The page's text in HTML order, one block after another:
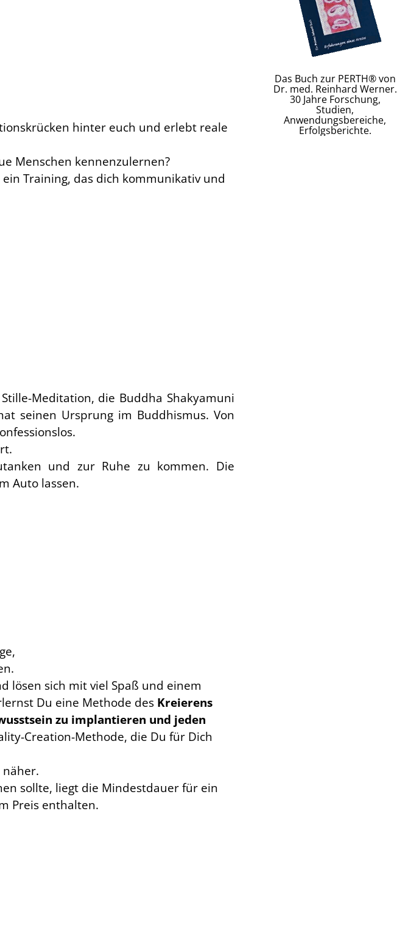
Das Buch zur PERTH® von
Dr. med. Reinhard Werner.
30 Jahre Forschung,
Studien,
Anwendungsbereiche,
Erfolgsberichte.
hinter euch und erlebt reale
Menschen kennenzulernen?
Training, das dich kommunikativ und
Meditation, die Buddha Shakyamuni
seinen Ursprung im Buddhismus. Von
und zur Ruhe zu kommen. Die
Auto lassen.
lösen sich mit viel Spaß und einem
Du eine Methode des Kreierens
zu implantieren und jeden
Creation-Methode, die Du für Dich
sollte, liegt die Mindestdauer für ein
Preis enthalten.